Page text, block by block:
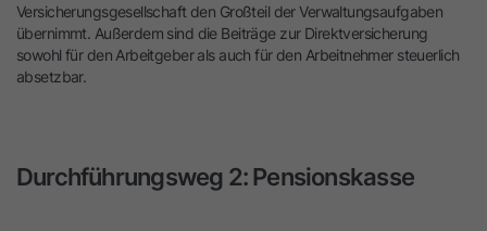
Versicherungsgesellschaft den Großteil der Verwaltungsaufgaben
übernimmt. Außerdem sind die Beiträge zur Direktversicherung
sowohl für den Arbeitgeber als auch für den Arbeitnehmer steuerlich
absetzbar.
Durchführungsweg 2: Pensionskasse